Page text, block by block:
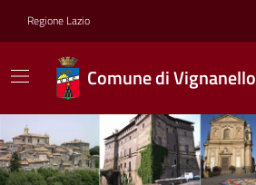
Regione Lazio
Comune di Vignanello